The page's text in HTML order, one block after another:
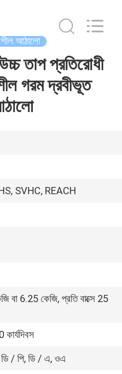
আঠালো
তাপ প্রতিরোধী
গরম দ্রবীভূত
SVHC, REACH
বা 6.25 কেজি, প্রতি বাক্সে 25
/ পি, ডি / এ, ওএ